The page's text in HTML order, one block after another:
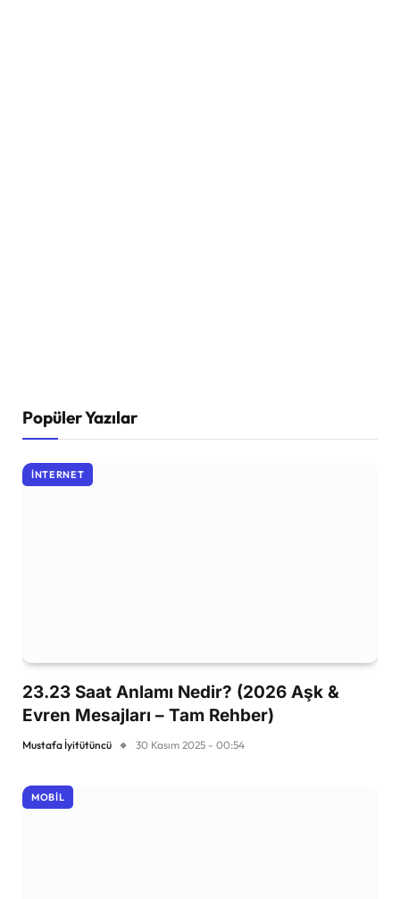
Popüler Yazılar
İNTERNET
23.23 Saat Anlamı Nedir? (2026 Aşk &
Evren Mesajları – Tam Rehber)
Mustafa İyitütüncü 30 Kasım 2025 - 00:54
MOBIL